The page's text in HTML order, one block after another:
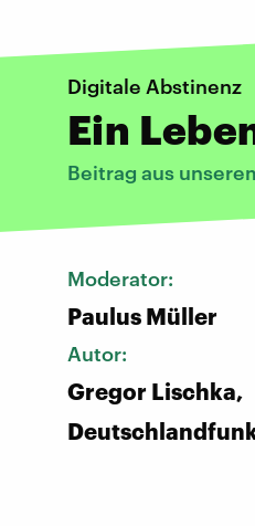
Digitale Abstinenz
Ein
Beitrag aus
Moderator:
Paulus Müller
Autor:
Gregor Lischka,